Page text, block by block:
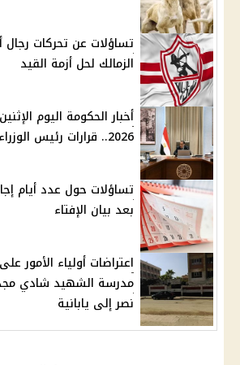
تساؤلات عن تحركات
الزمالك لحل أزمة القيد
2026.. قرارات رئيس الوزراء
تساؤلات حول عدد أيام
بعد بيان الإفتاء
اعتراضات أولياء الأمور
مدرسة الشهيد شادي
نصر إلى يابانية